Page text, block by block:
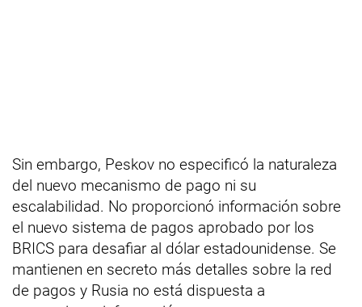
Sin embargo, Peskov no especificó la naturaleza
del nuevo mecanismo de pago ni su
escalabilidad. No proporcionó información sobre
el nuevo sistema de pagos aprobado por los
BRICS para desafiar al dólar estadounidense. Se
mantienen en secreto más detalles sobre la red
de pagos y Rusia no está dispuesta a